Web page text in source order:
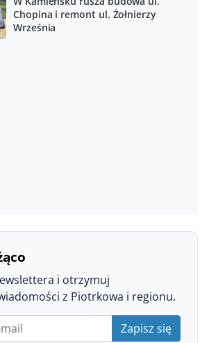
Chopina i remont ul. Żołnierzy
Września
i otrzymuj
z Piotrkowa i regionu.
Zapisz się